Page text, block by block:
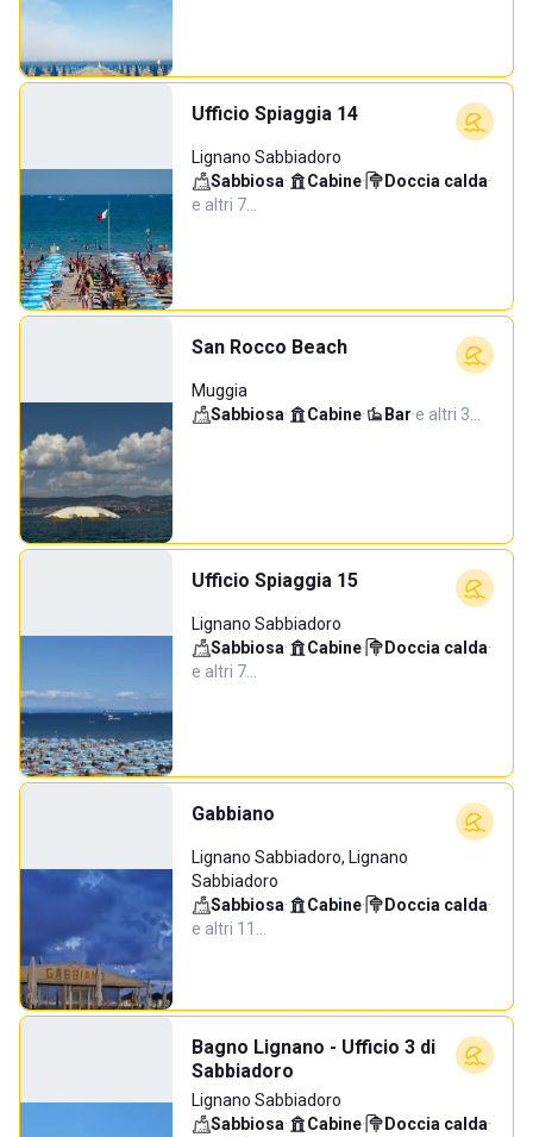
Ufficio Spiaggia 14
Lignano Sabbiadoro
Sabbiosa· Cabine· Doccia calda·
e altri 7…
San Rocco Beach
Muggia
Sabbiosa· Cabine· Bar·e altri 3…
Ufficio Spiaggia 15
Lignano Sabbiadoro
Sabbiosa· Cabine· Doccia calda·
e altri 7…
Gabbiano
Lignano Sabbiadoro, Lignano
Sabbiadoro
Sabbiosa· Cabine· Doccia calda·
e altri 11…
Bagno Lignano - Ufficio 3 di
Sabbiadoro
Lignano Sabbiadoro
Sabbiosa· Cabine· Doccia calda·